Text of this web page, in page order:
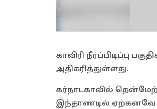
காவிரி நீர்ப்பிடிப்பு
அதிகரித்துள்ளது.
கர்நாடகாவில்
இந்தாண்டில் ஏற்கனவே